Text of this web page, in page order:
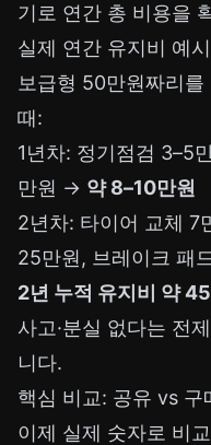
기로 연간 총 비용을
실제 연간 유지비 예시
보급형 50만원짜리
때:
1년차: 정기점검 3–5
만원 → 약 8–10만원
2년차: 타이어 교체 7
25만원, 브레이크 패
2년 누적 유지비 약
사고·분실 없다는 전
니다.
핵심 비교: 공유 vs
이제 실제 숫자로 비